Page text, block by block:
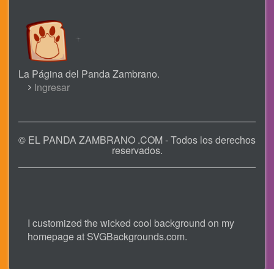
La Página del Panda Zambrano.
USER
MENU
Ingresar
© EL PANDA ZAMBRANO .COM - Todos los derechos
reservados.
I customized the wicked cool background on my
homepage at SVGBackgrounds.com.